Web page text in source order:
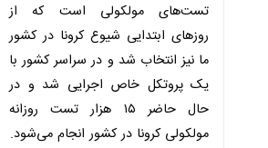
تست‌های مولکولی است که از
روزهای ابتدایی شیوع کرونا در کشور
ما نیز انتخاب شد و در سراسر کشور با
یک پروتکل خاص اجرایی شد و در
حال حاضر ۱۵ هزار تست روزانه
مولکولی کرونا در کشور انجام می‌شود.